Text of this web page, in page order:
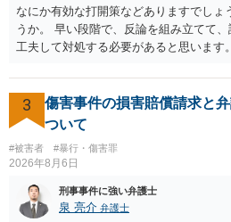
なにか有効な打開策などありますでしょ
うか。 早い段階で、反論を組み立てて
工夫して対処する必要があると思います
告訴状を作って証拠をそろえて出すこと
3
傷害事件の損害賠償請求と
ついて
#被害者 #暴行・傷害罪
2026年8月6日
刑事事件に強い弁護士
泉 亮介 弁護士